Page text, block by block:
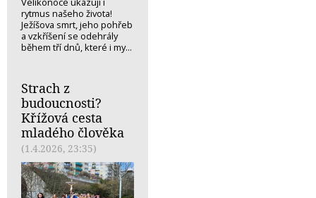
rytmus našeho života!
Ježíšova smrt, jeho pohřeb
a vzkříšení se odehrály
během tří dnů, které i my...
Strach z
budoucnosti?
Křížová cesta
mladého člověka
(1.4.2026, 23:35)